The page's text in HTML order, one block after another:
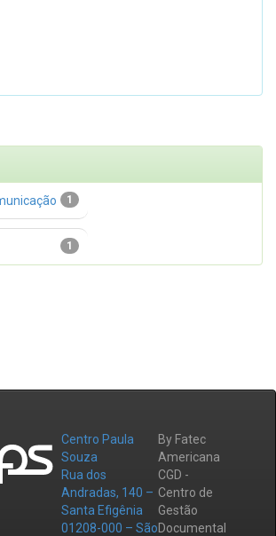
1
1
Centro Paula
Souza
Rua dos
Andradas, 140 –
Santa Efigênia
01208-000 – São
By Fatec
Americana
CGD -
Centro de
Gestão
Documental